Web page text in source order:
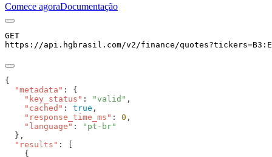
Comece agoraDocumentação
GET
https://api.hgbrasil.com/v2/finance/quotes?tickers=
  "metadata"
    "key_status"
: "valid"
    "cached"
: true
    "response_time_ms"
: 0
    "language"
:
  "results"